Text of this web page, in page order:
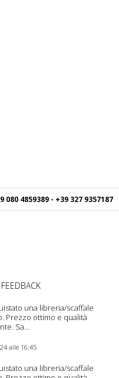
080 4859389 - +39 327 9357187
una libreria/scaffale
Prezzo ottimo e qualità
Sa...
alle 16:45
una libreria/scaffale